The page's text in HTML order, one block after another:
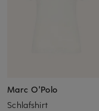
Marc O'Polo
Schlafshirt